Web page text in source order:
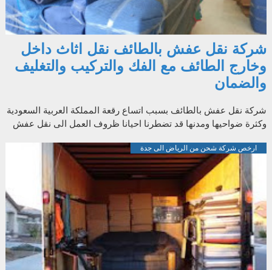
شركة نقل عفش بالطائف نقل اثاث داخل
وخارج الطائف مع الفك والتركيب والتغليف
والضمان
شركة نقل عفش بالطائف بسبب اتساع رقعة المملكة العربية السعودية
وكثرة ضواحيها ومدنها قد تضطرنا احيانا ظروف العمل الى نقل عفش
ارخص شركة شحن من الرياض الى جدة